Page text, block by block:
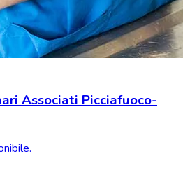
Associati Picciafuoco-